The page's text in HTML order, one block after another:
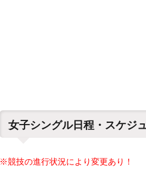
女子シングル日程・スケジ
※競技の進行状況により変更あり！